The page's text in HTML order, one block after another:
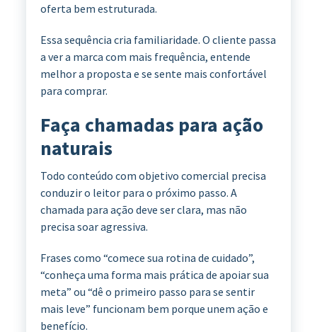
oferta bem estruturada.
Essa sequência cria familiaridade. O cliente passa
a ver a marca com mais frequência, entende
melhor a proposta e se sente mais confortável
para comprar.
Faça chamadas para ação
naturais
Todo conteúdo com objetivo comercial precisa
conduzir o leitor para o próximo passo. A
chamada para ação deve ser clara, mas não
precisa soar agressiva.
Frases como “comece sua rotina de cuidado”,
“conheça uma forma mais prática de apoiar sua
meta” ou “dê o primeiro passo para se sentir
mais leve” funcionam bem porque unem ação e
benefício.